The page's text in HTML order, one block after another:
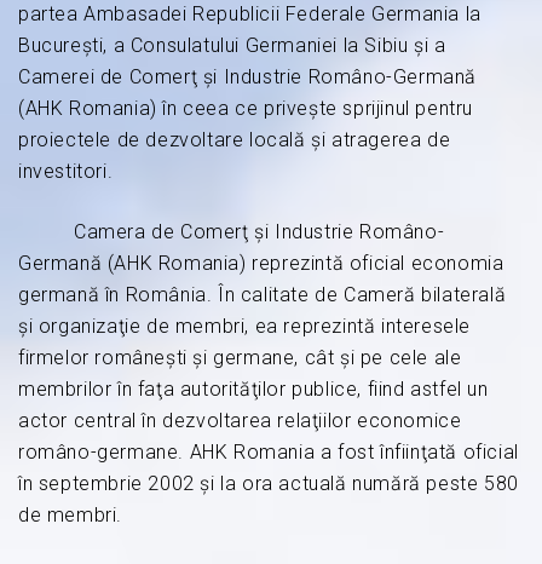
partea Ambasadei Republicii Federale Germania la
Bucureşti, a Consulatului Germaniei la Sibiu şi a
Camerei de Comerţ şi Industrie Româno-Germană
(AHK Romania) în ceea ce priveşte sprijinul pentru
proiectele de dezvoltare locală şi atragerea de
investitori.
Camera de Comerţ şi Industrie Româno-
Germană (AHK Romania) reprezintă oficial economia
germană în România. În calitate de Cameră bilaterală
şi organizaţie de membri, ea reprezintă interesele
firmelor româneşti şi germane, cât şi pe cele ale
membrilor în faţa autorităţilor publice, fiind astfel un
actor central în dezvoltarea relaţiilor economice
româno-germane. AHK Romania a fost înfiinţată oficial
în septembrie 2002 şi la ora actuală numără peste 580
de membri.